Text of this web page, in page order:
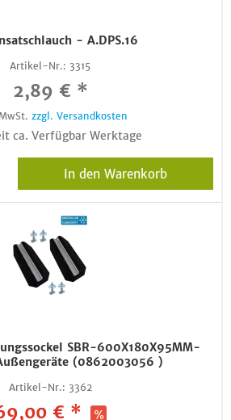
- A.DPS.16
Artikel-Nr.: 3315
2,89 € *
zzgl. Versandkosten
ca. Verfügbar Werktage
In den Warenkorb
SBR-600X180X95MM-
(0862003056 )
Artikel-Nr.: 3362
€ *